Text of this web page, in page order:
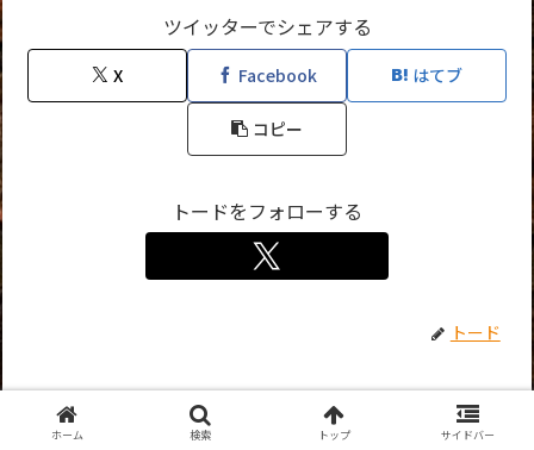
ツイッターでシェアする
X Facebook はてブ
コピー
トードをフォローする
トード
関連記事
ホーム 検索 トップ サイドバー